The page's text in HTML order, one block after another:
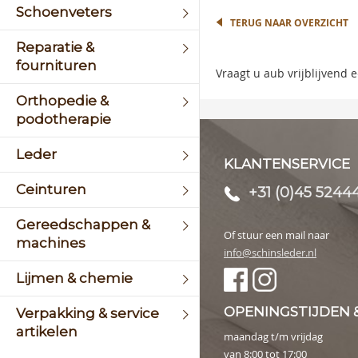
Schoenveters
Reparatie &
fournituren
Orthopedie &
podotherapie
Leder
Ceinturen
Gereedschappen &
machines
Lijmen & chemie
Verpakking & service
artikelen
TERUG NAAR OVERZICHT
Vraagt u aub vrijblijvend
KLANTENSERVICE
+31 (0)45
Of stuur een mail naar
info@schinsleder.nl
OPENINGSTIJDEN
maandag t/m vrijdag
van 8:00 tot 17:00